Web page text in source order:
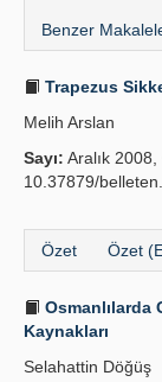
Benzer
Trapezus
Melih Arslan
Sayı: Aralık
10.37879/
Özet Özet
Osmanlılarda
Kaynakları
Selahattin Döğüş